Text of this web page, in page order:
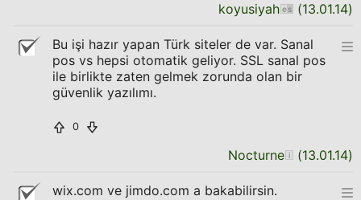
koyusiyah (13.01.14)
Bu işi hazır yapan Türk siteler de var. Sanal
pos vs hepsi otomatik geliyor. SSL sanal pos
ile birlikte zaten gelmek zorunda olan bir
güvenlik yazılımı.
0
Nocturne (13.01.14)
wix.com ve jimdo.com a bakabilirsin.